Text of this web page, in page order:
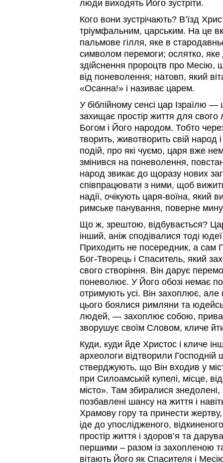
люди виходять Його зустріти.
Кого вони зустрічають? В’їзд
тріумфальним, царським. На це
пальмове гілля, яке в
символом перемоги; ослятко,
здійснення пророцтв про Месію,
від поневолення; натовп, який
«Осанна!» і називає царем.
У біблійному сенсі цар Ізраїлю —
захищає простір життя для
Богом і Його народом. Тобто
творить, животворить свій народ
подій, про які чуємо, царя вже
змінився на поневолення,
народ звикає до щоразу нових
співпрацювати з ними, щоб
надії, очікують царя-воїна, який
римське панування, поверне
Що ж, зрештою, відбувається?
інший, аніж сподівалися тоді
Приходить не посередник, а сам
Бог-Творець і Спаситель, який
свого створіння. Він дарує
поневолює. У Його обозі немає
отримують усі. Він захоплює, але
цього боялися римляни та
людей, — захоплює собою,
зворушує своїм Словом, кличе
Куди, куди йде Христос і кличе
археологи відтворили
стверджують, що Він входив у
при Силоамській купелі, місце,
місто». Там збиралися знедолені,
позбавлені шансу на життя і
Храмову гору та принести
іде до упослідженого,
простір життя і здоров’я та
першими – разом із захопленою
вітають Його як Спасителя і